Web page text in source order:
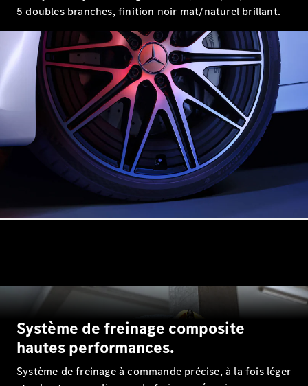
Classe C
Terrain
Classe E
Break
Classe E
Break All-
Terrain
Configurateur
Mercedes-
Benz Store
Tous les
Hatchbacks
Classe A
Berline
compacte
5 doubles branches, finition noir mat/naturel brillant.
Système de freinage composite
hautes performances.
Système de freinage à commande précise, à la fois léger